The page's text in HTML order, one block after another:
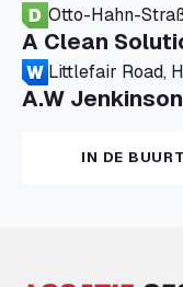
A Clean
Littlefair Road,
A.W
Progress
A+G Nettetal
Am
IN DE BUURT